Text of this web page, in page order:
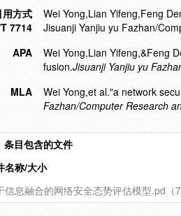
方式
7714
Wei Yong,Lian Yifeng,Feng
Jisuanji Yanjiu yu Fazhan/
APA
Wei Yong,Lian Yifeng,&Feng
fusion.Jisuanji Yanjiu yu
MLA
Wei Yong,et al."a network
Fazhan/Computer Research
条目包含的文件
名称/大小
信息融合的网络安全态势评估模型.pd（